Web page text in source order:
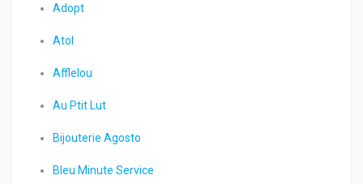
Adopt
Atol
Afflelou
Au Ptit Lut
Bijouterie Agosto
Bleu Minute Service